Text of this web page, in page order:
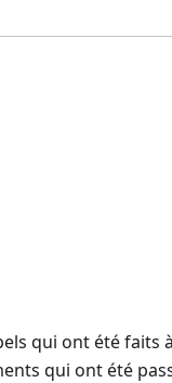
qui ont été faits
qui ont été